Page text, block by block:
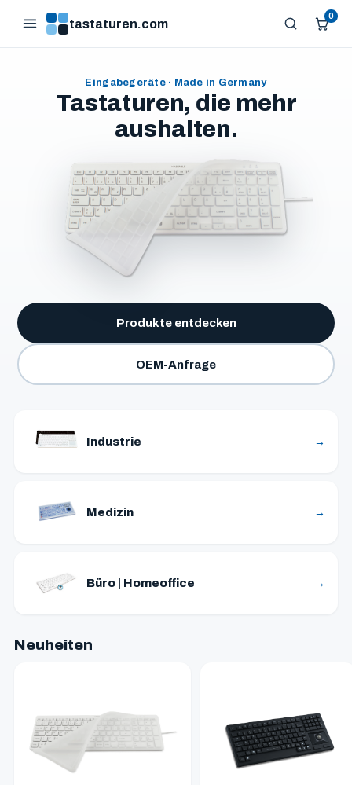
tastaturen.com
0
Eingabegeräte · Made in Germany
Tastaturen, die mehr
aushalten.
Produkte entdecken
OEM-Anfrage
Industrie →
Medizin →
Büro | Homeoffice →
Neuheiten